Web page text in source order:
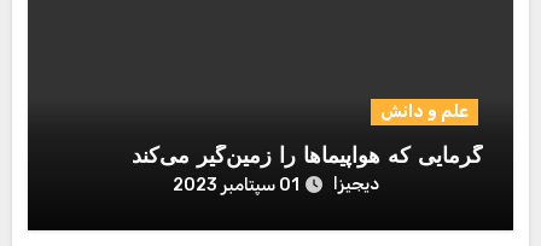
علم و دانش
گرمایی که هواپیماها را زمین‌گیر می‌کند
دیجیزا 01 سپتامبر 2023